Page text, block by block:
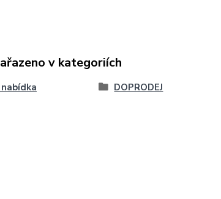
v kategoriích
DOPRODEJ